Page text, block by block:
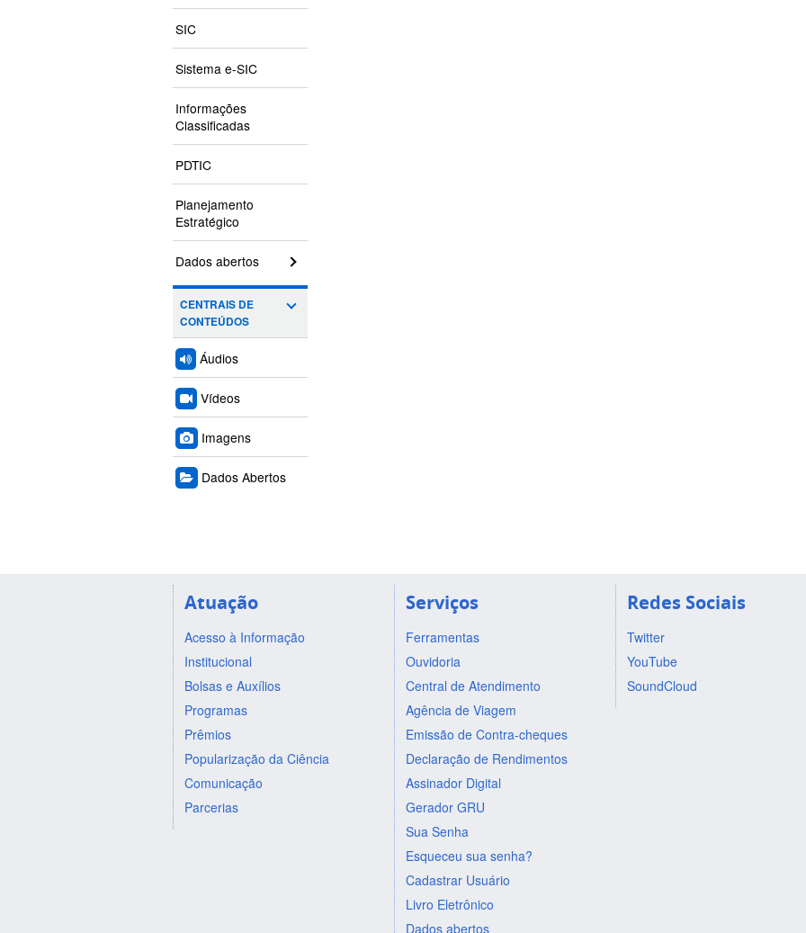
SIC
Sistema e-SIC
Informações
Classificadas
PDTIC
Planejamento
Estratégico
Dados abertos
CENTRAIS DE
CONTEÚDOS
Áudios
Vídeos
Imagens
Dados Abertos
Atuação
Acesso à Informação
Institucional
Bolsas e Auxílios
Programas
Prêmios
Popularização da Ciência
Comunicação
Parcerias
Serviços
Ferramentas
Ouvidoria
Central de Atendimento
Agência de Viagem
Emissão de Contra-cheques
Declaração de Rendimentos
Assinador Digital
Gerador GRU
Sua Senha
Esqueceu sua senha?
Cadastrar Usuário
Livro Eletrônico
Dados abertos
Redes Sociais
Twitter
YouTube
SoundCloud